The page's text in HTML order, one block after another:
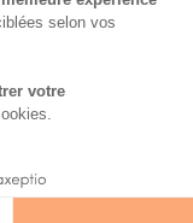
parShopadvizor